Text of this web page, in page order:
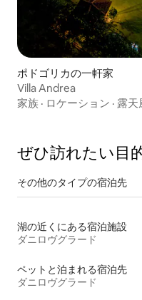
ポドゴリカの一軒家
Villa Andrea
家族 · ロケーション · 露天
ぜひ訪⁠れ⁠た⁠い目⁠
その他のタ⁠イ⁠プ⁠の宿⁠泊⁠先
湖の近くにある宿泊施設
ダニロヴグラード
ペットと泊まれる宿泊先
ダニロヴグラード